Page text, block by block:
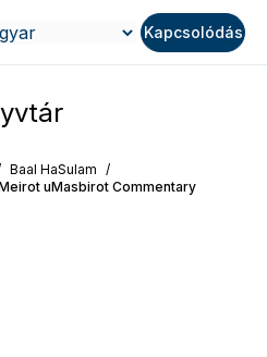
Kapcsolódás
Baal HaSulam /
uMasbirot Commentary